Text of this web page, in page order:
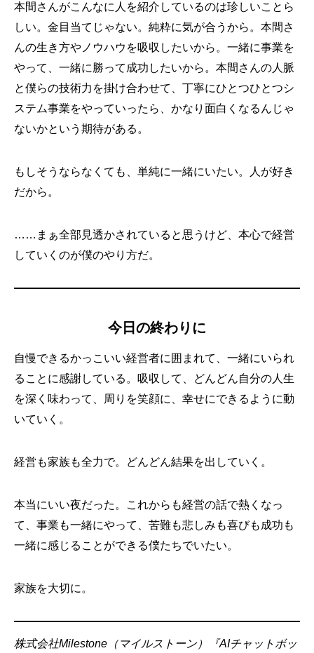
本間さんがこんなに人を紹介しているのは珍しいことら
しい。金目当てじゃない。純粋に気が合うから。本間さ
んの生き方やノウハウを吸収したいから。一緒に事業を
やって、一緒に勝って成功したいから。本間さんの人脈
と僕らの技術力を掛け合わせて、丁寧にひとつひとつシ
ステム事業をやっていったら、かなり面白くなるんじゃ
ないかという期待がある。
もしそうならなくても、単純に一緒にいたい。人が好き
だから。
……まぁ全部見透かされていると思うけど、本心で経営
していくのが僕のやり方だ。
今日の終わりに
自慢できるかっこいい経営者に囲まれて、一緒にいられ
ることに感謝している。吸収して、どんどん自分の人生
を深く味わって、周りを笑顔に、幸せにできるように動
いていく。
経営も家族も全力で。どんどん結果を出していく。
本当にいい夜だった。これからも経営の話で熱くなっ
て、事業も一緒にやって、苦難も悲しみも喜びも成功も
一緒に感じることができる僕たちでいたい。
家族を大切に。
株式会社Milestone（マイルストーン）『AIチャットボッ